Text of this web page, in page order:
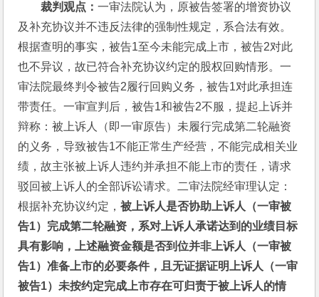
裁判观点：一审法院认为，原被告签署的增资协议
及补充协议并不违反法律的强制性规定，系合法有效。
根据查明的事实，被告1至今未能完成上市，被告2对此
也不异议，故已符合补充协议约定的股权回购情形。一
审法院最终判令被告2履行回购义务，被告1对此承担连
带责任。一审宣判后，被告1和被告2不服，提起上诉并
辩称：被上诉人（即一审原告）未履行完成第二轮融资
的义务，导致被告1不能正常生产经营，不能完成相关业
绩，故主张被上诉人违约并承担不能上市的责任，请求
驳回被上诉人的全部诉讼请求。二审法院经审理认定：
根据补充协议约定，被上诉人是否协助上诉人（一审被
告1）完成第二轮融资，系对上诉人承诺达到的业绩目标
具有影响，上述融资金额是否到位并非上诉人（一审被
告1）准备上市的必要条件，且无证据证明上诉人（一审
被告1）未按约定完成上市存在可归责于被上诉人的情